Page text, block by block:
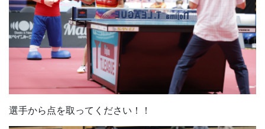
選手から点を取ってください！！